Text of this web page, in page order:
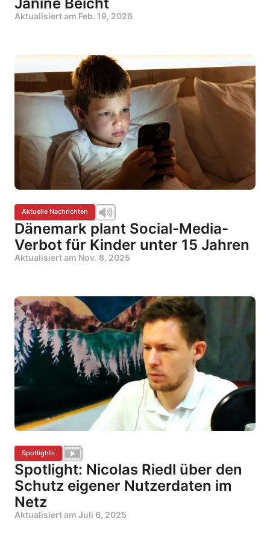
Aktualisiert am Feb. 19, 2026
Aktuelle Nachrichten
Dänemark plant Social-Media-
Verbot für Kinder unter 15 Jahren
Aktualisiert am Nov. 8, 2025
Spotlights
Spotlight: Nicolas Riedl über den
Schutz eigener Nutzerdaten im
Netz
Aktualisiert am Juli 6, 2025